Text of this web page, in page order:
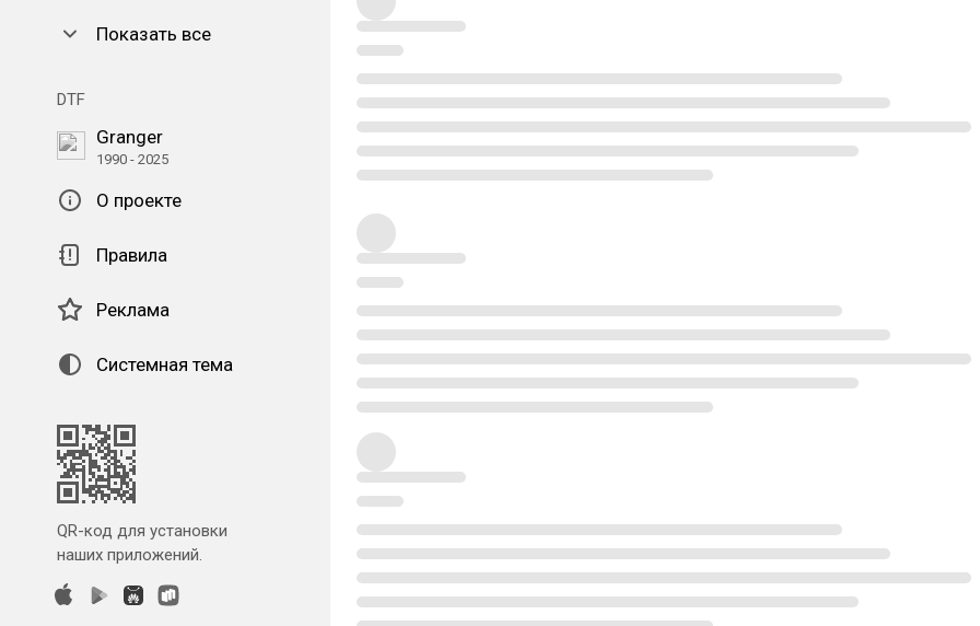
Показать все
DTF
Granger
1990 - 2025
О проекте
Правила
Реклама
Системная тема
QR-код для установки
наших приложений.